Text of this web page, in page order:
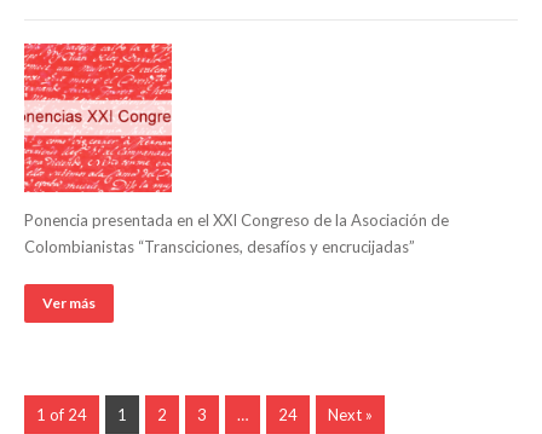
Ponencia presentada en el XXI Congreso de la Asociación de
Colombianistas “Transciciones, desafíos y encrucijadas”
Ver más
1 of 24 1 2 3 … 24 Next »